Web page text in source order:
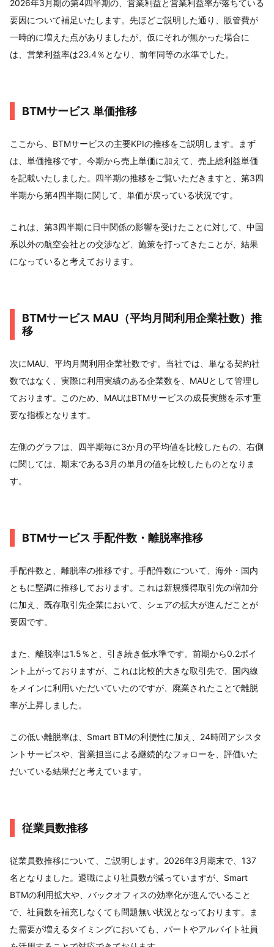
2026年3月期の第4四半期の、営業利益と営業利益率が落ちている
要因について補足いたします。先ほどご説明した通り、販管費が
一時的に増えた点がありましたが、仮にそれが無かった場合に
は、営業利益率は23.4％となり、前年同等の水準でした。
BTMサービス 単価推移
ここから、BTMサービスの主要KPIの推移をご説明します。まず
は、単価推移です。今期から売上単価に加えて、売上総利益単価
を記載いたしました。四半期の推移をご覧いただきますと、第3四
半期から第4四半期に関して、単価が戻っている状況です。
これは、第3四半期に日中関係の影響を受けたことに対して、中国
系以外の航空会社との交渉など、施策を打ってきたことが、結果
になっていると考えております。
BTMサービス MAU（平均月間利用企業社数）推
移
次にMAU、平均月間利用企業社数です。当社では、単なる契約社
数ではなく、実際に利用実績のある企業数を、MAUとして管理し
ております。このため、MAUはBTMサービスの成長実態を示す重
要な指標となります。
左側のグラフは、四半期毎に3か月の平均値を比較したもの、右側
に関しては、期末である3月の単月の値を比較したものとなりま
す。
BTMサービス 手配件数・離脱率推移
手配件数と、離脱率の推移です。手配件数について、海外・国内
ともに堅調に推移しております。これは新規獲得取引先の増加分
に加え、既存取引先企業において、シェアの拡大が進んだことが
要因です。
また、離脱率は1.5％と、引き続き低水準です。前期から0.2ポイ
ント上がっておりますが、これは比較的大きな取引先で、国内線
をメインに利用いただいていたのですが、廃業されたことで離脱
率が上昇しました。
この低い離脱率は、Smart BTMの利便性に加え、24時間アシスタ
ントサービスや、営業担当による継続的なフォローを、評価いた
だいている結果だと考えています。
従業員数推移
従業員数推移について、ご説明します。2026年3月期末で、137
名となりました。退職により社員数が減っていますが、Smart
BTMの利用拡大や、バックオフィスの効率化が進んでいること
で、社員数を補充しなくても問題無い状況となっております。ま
た需要が増えるタイミングにおいても、パートやアルバイト社員